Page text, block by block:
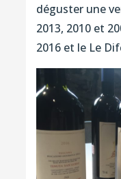
déguster une
2013, 2010 et
2016 et le Le